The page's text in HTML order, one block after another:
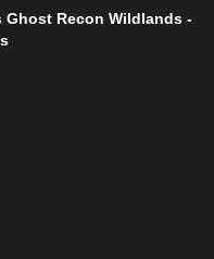
Ghost Recon Wildlands -